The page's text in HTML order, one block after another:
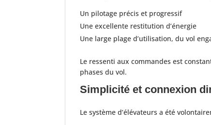
Un pilotage précis et progressif
Une excellente restitution d’énergie
Une large plage d’utilisation, du vol
Le ressenti aux commandes est
phases du vol.
Simplicité et connexion
Le système d’élévateurs a été